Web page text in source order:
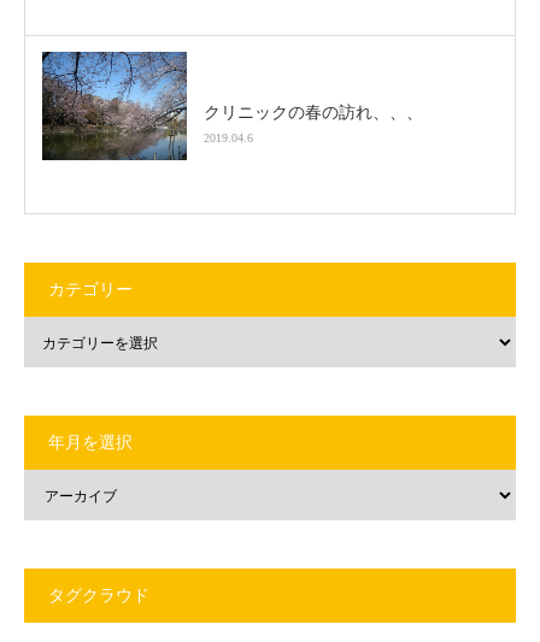
クリニックの春の訪れ、、、
2019.04.6
カテゴリー
年月を選択
タグクラウド